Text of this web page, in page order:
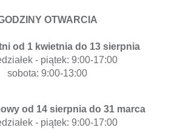
OTWARCIA
od 1 kwietnia do 13 sierpnia
- piątek: 9:00-17:00
sobota: 9:00-13:00
od 14 sierpnia do 31 marca
- piątek: 9:00-17:00